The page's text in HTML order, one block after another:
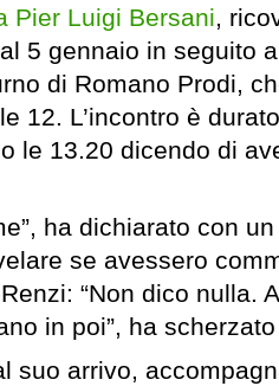
Pier Luigi Bersani,
5 gennaio in seguito
di Romano Prodi,
12. L’incontro è
le 13.20 dicendo di
ha dichiarato con
se avessero
“Non dico nulla.
in poi”, ha
suo arrivo,